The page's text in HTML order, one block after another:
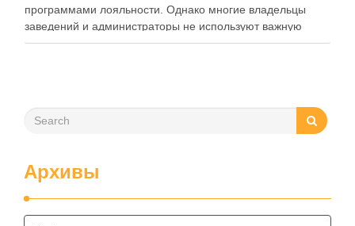
программами лояльности. Однако многие владельцы
заведений и администраторы не используют важную
функцию — просмотр истории активности приложения.
Архивы